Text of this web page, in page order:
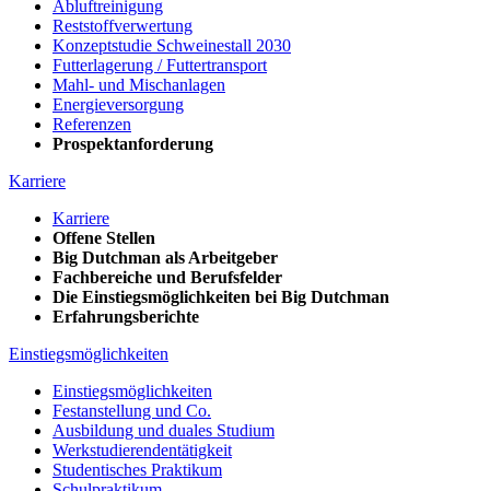
Abluftreinigung
Reststoffverwertung
Konzeptstudie Schweinestall 2030
Futterlagerung / Futtertransport
Mahl- und Mischanlagen
Energieversorgung
Referenzen
Prospektanforderung
Karriere
Karriere
Offene Stellen
Big Dutchman als Arbeitgeber
Fachbereiche und Berufsfelder
Die Einstiegsmöglichkeiten bei Big Dutchman
Erfahrungsberichte
Einstiegsmöglichkeiten
Einstiegsmöglichkeiten
Festanstellung und Co.
Ausbildung und duales Studium
Werkstudierendentätigkeit
Studentisches Praktikum